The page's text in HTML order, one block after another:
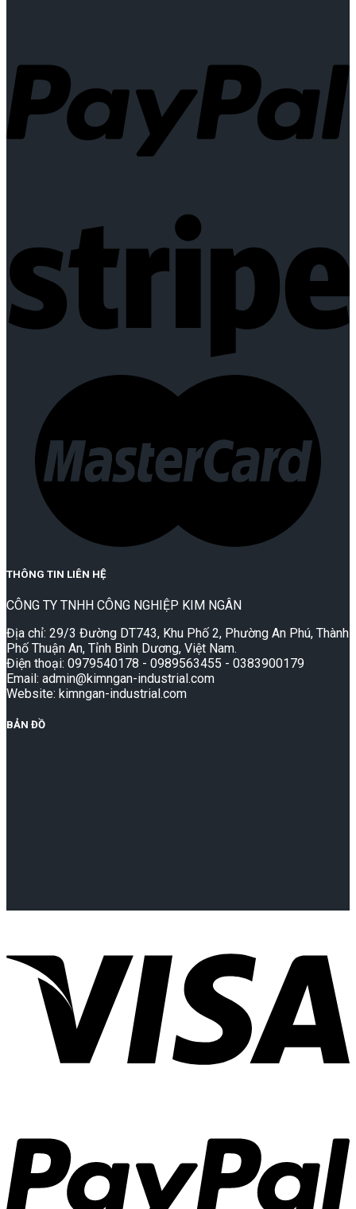
THÔNG TIN LIÊN HỆ
CÔNG TY TNHH CÔNG NGHIỆP KIM NGÂN
Địa chỉ: 29/3 Đường DT743, Khu Phố 2, Phường An Phú, Thành
Phố Thuận An, Tỉnh Bình Dương, Việt Nam.
Điện thoại: 0979540178 - 0989563455 - 0383900179
Email: admin@kimngan-industrial.com
Website: kimngan-industrial.com
BẢN ĐỒ